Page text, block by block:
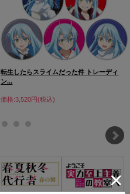
転生したらスライムだった件 トレーディ
ン...
価格:3,520円(税込)